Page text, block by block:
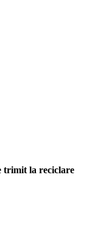
trimit la reciclare